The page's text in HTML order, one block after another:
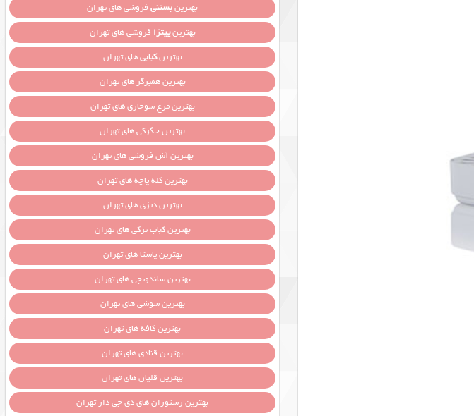
بهترینبستنیفروشی های تهران
بهترینپیتزا فروشی های تهران
بهترینکبابیهای تهران
بهترین همبرگر های تهران
بهترین مرغ سوخاری های تهران
بهترین جگرکی های تهران
بهترین آش فروشی های تهران
بهترین کله پاچه های تهران
بهترین دیزی های تهران
بهترین کباب ترکی های تهران
بهترین پاستا های تهران
بهترین ساندویچی های تهران
بهترین سوشی های تهران
بهترین کافه های تهران
بهترین قنادی های تهران
بهترین قلیان های تهران
بهترین رستوران های دی جی دار تهران